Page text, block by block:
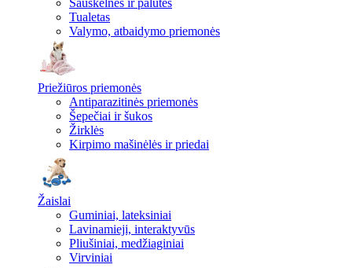
Sauskelnės ir palutės
Tualetas
Valymo, atbaidymo priemonės
Priežiūros priemonės
Antiparazitinės priemonės
Šepečiai ir šukos
Žirklės
Kirpimo mašinėlės ir priedai
Žaislai
Guminiai, lateksiniai
Lavinamieji, interaktyvūs
Pliušiniai, medžiaginiai
Virviniai